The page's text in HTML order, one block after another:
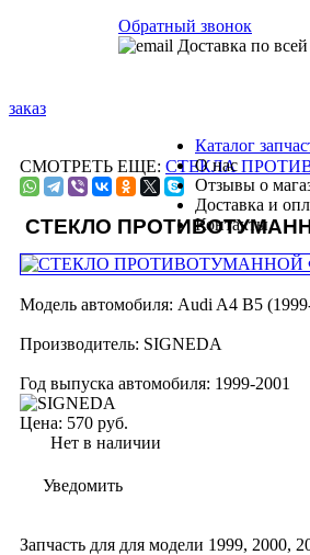
СМОТРЕТЬ ЕЩЕ: СТЕКЛА
СТЕКЛО
Модель автомобиля: Audi A4 B5
Производитель: SIGNEDA
Год выпуска автомобиля: 1999-2001
Цена: 570 руб.
Нет в наличии
Уведомить
Запчасть для для модели 1999, 2000,
Обратный звонок
Доставка по
заказ
Каталог
О нас
Отзывы о
Доставка и
Контакты